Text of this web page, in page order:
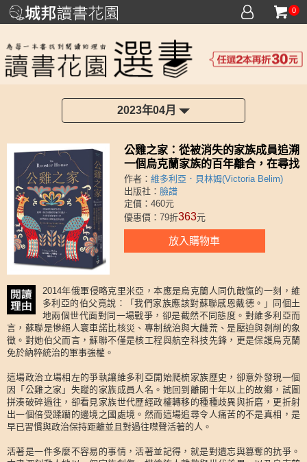
0
2023年04月
公雞之家：從被消失的家族成員追溯
一個烏克蘭家族的百年離合，在尋找
自我的碎片中回望邊境之國的記憶與
哀愁
作者：維多利亞．貝林姆(Victoria Belim)
出版社：臉譜
定價：460元
優惠價：79折363元
放入購物車
2014年俄軍侵略克里米亞，本應是烏克蘭人同仇敵愾的一刻，維
多利亞的伯父竟說：「我們家族應該對蘇聯感恩戴德。」同個土
地兩個世代面對同一場戰爭，卻是截然不同態度。對維多利亞而
言，蘇聯是慘絕人寰車諾比核災、專制統治與大饑荒、是壓迫與剝削的象
徵。對她伯父而言，蘇聯不僅是核工程與航空科技先鋒，更是保護烏克蘭
免於納粹統治的軍事強權。
這場政治立場相左的爭執讓維多利亞開始爬梳家族歷史，卻意外發現一個
因「公雞之家」失蹤的家族成員人名。她回到離開十年以上的故鄉，試圖
拼湊破碎過往，卻看見家族世代歷經政權轉移的種種歧異與折磨，更折射
出一個倍受蹂躪的邊境之國處境。然而這場追尋令人痛苦的不是真相，是
早已習慣與政治保持距離並且對過往噤聲活著的人。
活著是一件多麼不容易的事情，活著並記得，就是對遺忘與篡奪的抗爭。